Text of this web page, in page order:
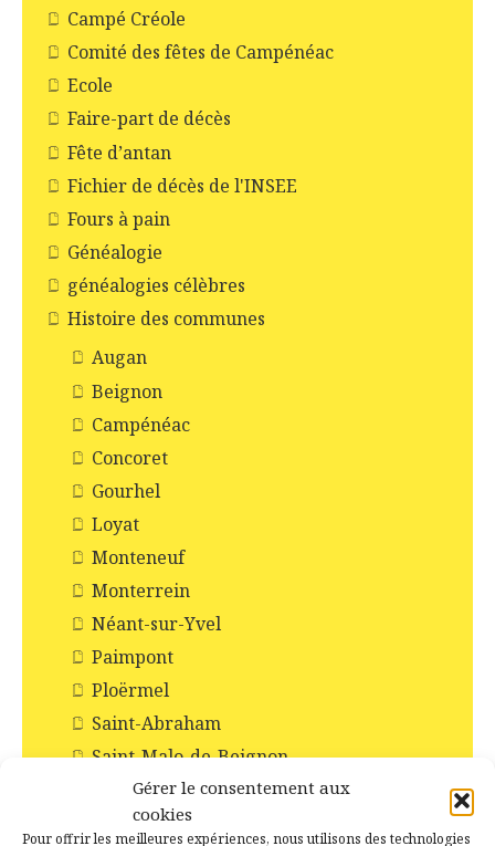
Gérer le consentement aux
cookies
Pour offrir les meilleures expériences, nous utilisons des technologies
Campé Créole
Comité des fêtes de Campénéac
Ecole
Faire-part de décès
Fête d’antan
Fichier de décès de l'INSEE
Fours à pain
Généalogie
généalogies célèbres
Histoire des communes
Augan
Beignon
Campénéac
Concoret
Gourhel
Loyat
Monteneuf
Monterrein
Néant-sur-Yvel
Paimpont
Ploërmel
Saint-Abraham
Saint-Malo-de-Beignon
Taupont
Tréhorenteuc